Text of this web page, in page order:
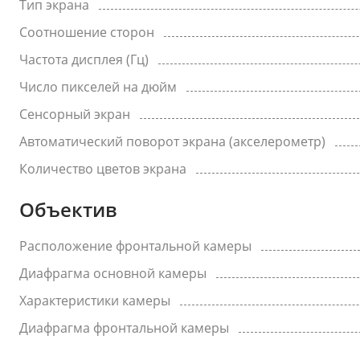
Тип экрана
Соотношение сторон
Частота дисплея (Гц)
Число пикселей на дюйм
Сенсорный экран
Автоматический поворот экрана (акселерометр)
Количество цветов экрана
Объектив
Расположение фронтальной камеры
Диафрагма основной камеры
Характеристики камеры
Диафрагма фронтальной камеры